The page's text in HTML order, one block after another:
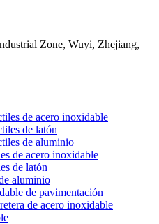
Zone, Wuyi, Zhejiang,
de acero inoxidable
de latón
de aluminio
de acero inoxidable
de latón
aluminio
de pavimentación
de acero inoxidable